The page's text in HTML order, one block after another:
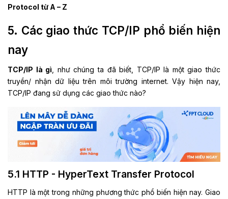
Protocol từ A – Z
5. Các giao thức TCP/IP phổ biến hiện
nay
TCP/IP là gì , như chúng ta đã biết, TCP/IP là một giao thức
truyền/ nhận dữ liệu trên môi trường internet. Vậy hiện nay,
TCP/IP đang sử dụng các giao thức nào?
5.1 HTTP - HyperText Transfer Protocol
HTTP là một trong những phương thức phổ biến hiện nay. Giao